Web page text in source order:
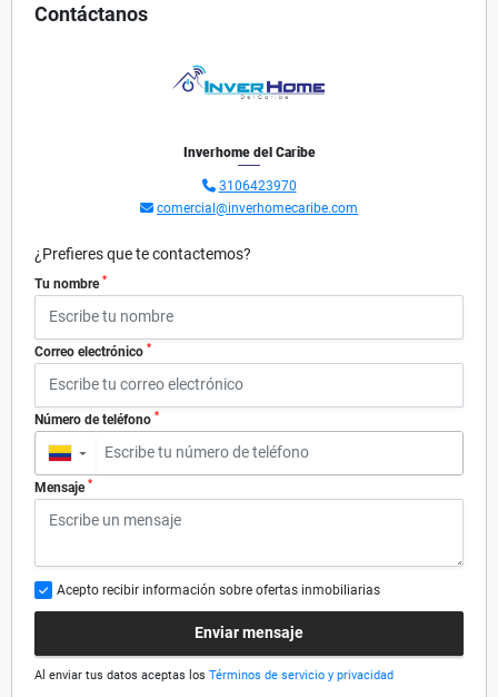
Contáctanos
Inverhome del Caribe
3106423970
comercial@inverhomecaribe.com
¿Prefieres que te contactemos?
Tu nombre *
Correo electrónico *
Número de teléfono *
▼
Mensaje *
Acepto recibir información sobre ofertas inmobiliarias
Enviar mensaje
Al enviar tus datos aceptas los Términos de servicio y privacidad